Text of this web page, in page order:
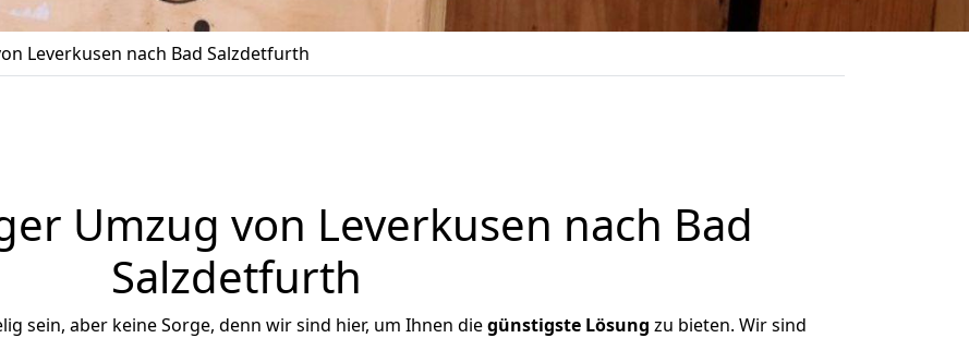
Leverkusen nach Bad Salzdetfurth
Umzug von Leverkusen nach Bad
Salzdetfurth
sein, aber keine Sorge, denn wir sind hier, um Ihnen diegünstigste Lösung zu bieten. Wir sind